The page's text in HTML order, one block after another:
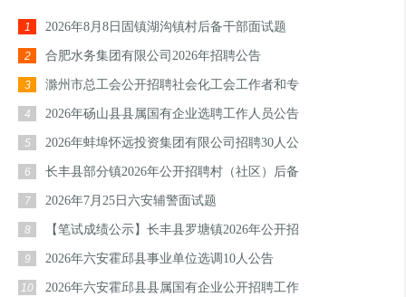
1 2026年8月8日固镇湖沟镇村后备干部面试题
2 合肥水务集团有限公司2026年招聘公告
3 滁州市总工会公开招聘社会化工会工作者和专
4 2026年砀山县县属国有企业选聘工作人员公告
5 2026年蚌埠怀远投资集团有限公司招聘30人公
6 长丰县部分镇2026年公开招聘村（社区）后备
7 2026年7月25日六安辅警面试题
8 【笔试成绩公示】长丰县罗塘镇2026年公开招
9 2026年六安霍邱县事业单位选调10人公告
10 2026年六安霍邱县县属国有企业公开招聘工作